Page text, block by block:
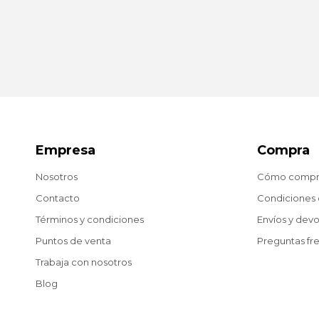
Empresa
Nosotros
Contacto
Términos y condiciones
Puntos de venta
Trabaja con nosotros
Blog
Compra
Cómo
Condiciones
Envíos y
Preguntas